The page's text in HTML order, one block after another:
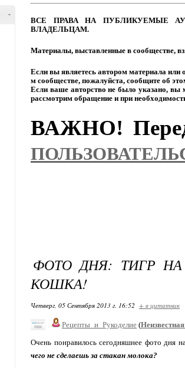
-
ВСЕ ПРАВАНА ПУБЛИКУЕМЫЕ
ВЛАДЕЛЬЦАМ.
Материалы, выставленные в сообществе,
Если вы являетесь автором материала или
м сообществе, пожалуйста, сообщите об
Если вашеавторство не было указано,вы
рассмотрим обращение и при
ВАЖНО! Перед
ФОТО ДНЯ: ТИГР
КОШКА!
Четверг, 05 Сентября 2013 г. 16:52 + в цитатник
Рецепты_и_Рукоделие (
Очень понравилось сегодняшнее фото дня
чего не сделаешь за стакан молока?